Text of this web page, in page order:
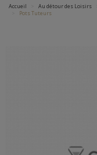
Accueil Au détour des Loisirs
Pots Tuteurs